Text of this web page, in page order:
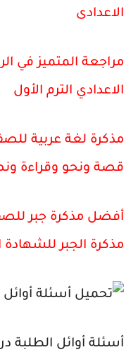
الاعدادى
مراجعة المتميز في
الاعدادي الترم الأول
مذكرة لغة عربية للصف
قصة ونحو وقراءة
أفضل مذكرة جبر للصف
مذكرة الجبر للشهادة
أسئلة أوائل الطلبة